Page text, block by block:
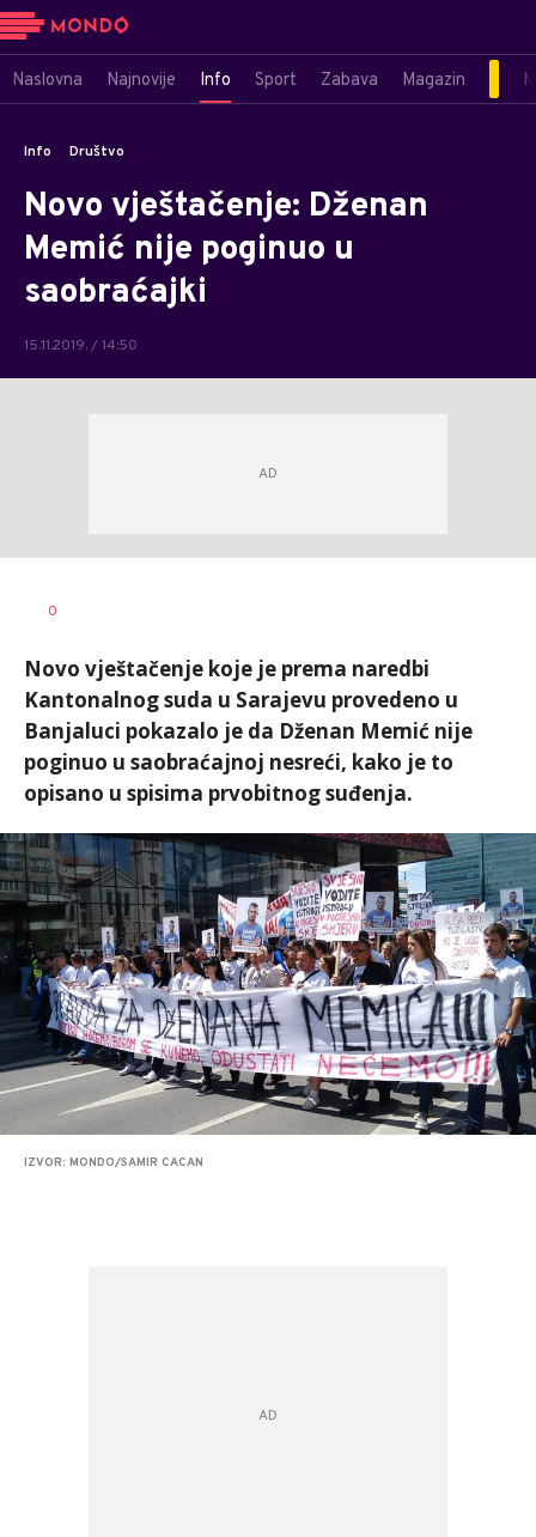
Naslovna Najnovije Info Sport Zabava Magazin
Info Društvo
Novo vještačenje: Dženan
Memić nije poginuo u
saobraćajki
15.11.2019. / 14:50
0
Novo vještačenje koje je prema naredbi
Kantonalnog suda u Sarajevu provedeno u
Banjaluci pokazalo je da Dženan Memić nije
poginuo u saobraćajnoj nesreći, kako je to
opisano u spisima prvobitnog suđenja.
IZVOR: MONDO/SAMIR CACAN